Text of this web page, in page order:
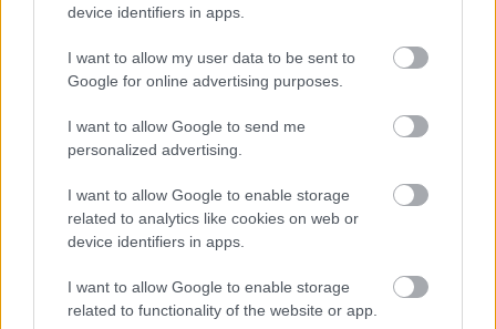
device identifiers in apps.
I want to allow my user data to be sent to
Google for online advertising purposes.
I want to allow Google to send me
personalized advertising.
I want to allow Google to enable storage
related to analytics like cookies on web or
device identifiers in apps.
I want to allow Google to enable storage
related to functionality of the website or app.
Tech| 2012.02.14 10:58
Pólóval is beérik a Mozilla rés-
Tech| 2010.09.07 11:43
LEGFRISSEBB PCW